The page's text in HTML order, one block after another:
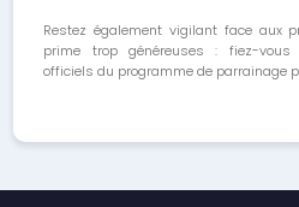
Restez également vigilant face aux
prime trop généreuses : fiez-vous
officiels du programme de parrainage